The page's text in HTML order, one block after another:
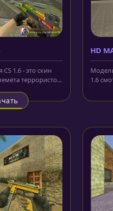
1.6 - это скин
террористов,
HD
1.6